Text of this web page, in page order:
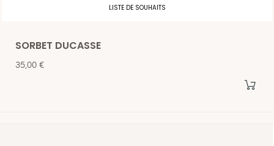
LISTE DE SOUHAITS
SORBET DUCASSE
Prix
35,00 €